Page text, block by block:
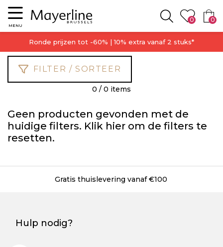
Menu
MENU Zoeken
0 0
Ronde prijzen tot -60% | 10% extra vanaf 2 stuks*
FILTER / SORTEER
0 / 0 items
Geen producten gevonden met de
huidige filters. Klik hier om de filters te
resetten.
Gratis thuislevering vanaf €100
Hulp nodig?